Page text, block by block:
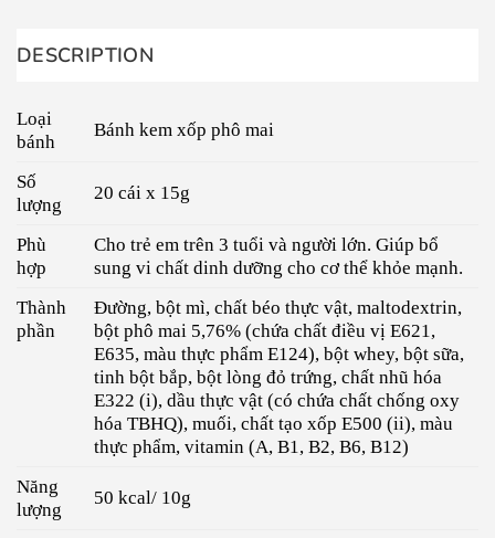
DESCRIPTION
Loại
bánh
Bánh kem xốp phô mai
Số
lượng
20 cái x 15g
Phù
hợp
Cho trẻ em trên 3 tuổi và người lớn. Giúp bổ
sung vi chất dinh dưỡng cho cơ thể khỏe mạnh.
Thành
phần
Đường, bột mì, chất béo thực vật, maltodextrin,
bột phô mai 5,76% (chứa chất điều vị E621,
E635, màu thực phẩm E124), bột whey, bột sữa,
tinh bột bắp, bột lòng đỏ trứng, chất nhũ hóa
E322 (i), dầu thực vật (có chứa chất chống oxy
hóa TBHQ), muối, chất tạo xốp E500 (ii), màu
thực phẩm, vitamin (A, B1, B2, B6, B12)
Năng
lượng
50 kcal/ 10g